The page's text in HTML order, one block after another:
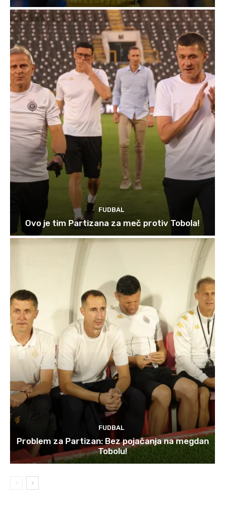
FUDBAL
Ovo je tim Partizana za meč protiv Tobola!
FUDBAL
Problem za Partizan: Bez pojačanja na megdan
Tobolu!